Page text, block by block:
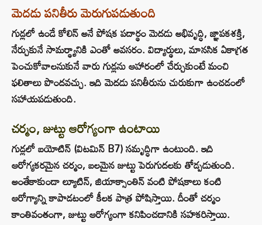
మెదడు పనితీరు మెరుగుపడుతుంది
గుడ్లలో ఉండే కోలిన్ అనే పోషక పదార్థం మెదడు అభివృద్ధి, జ్ఞాపకశక్తి,
నేర్చుకునే సామర్థ్యానికి ఎంతో అవసరం. విద్యార్థులు, మానసిక ఏకాగ్రత
పెంచుకోవాలనుకునే వారు గుడ్లను ఆహారంలో చేర్చుకుంటే మంచి
ఫలితాలు పొందవచ్చు. ఇది మెదడు పనితీరును చురుకుగా ఉంచడంలో
సహాయపడుతుంది.
చర్మం, జుట్టు ఆరోగ్యంగా ఉంటాయి
గుడ్లలో బయోటిన్ (విటమిన్ B7) సమృద్ధిగా ఉంటుంది. ఇది
ఆరోగ్యకరమైన చర్మం, బలమైన జుట్టు పెరుగుదలకు తోడ్పడుతుంది.
అంతేకాకుండా ల్యూటిన్, జియాక్సాంతిన్ వంటి పోషకాలు కంటి
ఆరోగ్యాన్ని కాపాడటంలో కీలక పాత్ర పోషిస్తాయి. దీంతో చర్మం
కాంతివంతంగా, జుట్టు ఆరోగ్యంగా కనిపించడానికి సహకరిస్తాయి.